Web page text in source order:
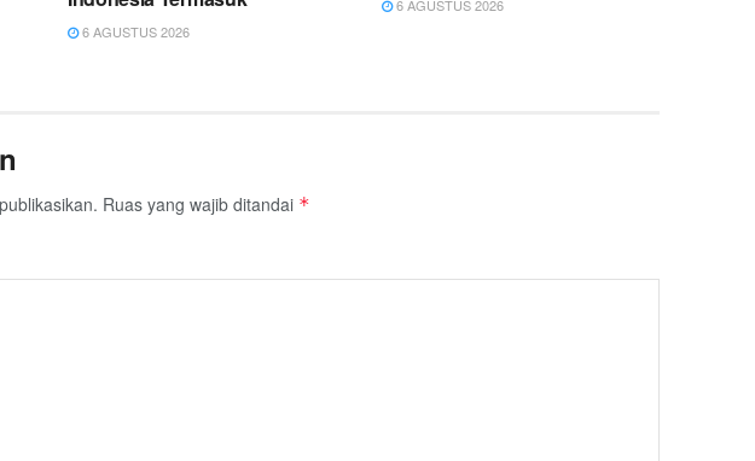
6 AGUSTUS 2026
6 AGUSTUS 2026
Ruas yang wajib ditandai *